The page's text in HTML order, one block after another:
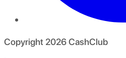
Copyright 2026CashClub